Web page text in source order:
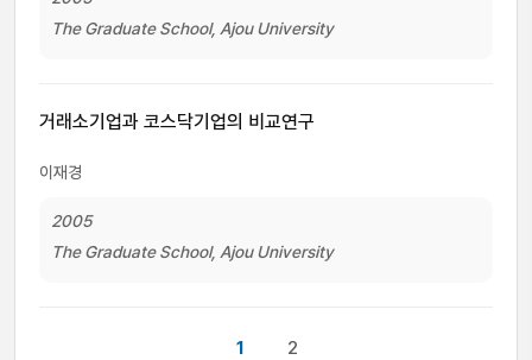
The Graduate School, Ajou University
거래소기업과 코스닥기업의 비교연구
이재경
2005
The Graduate School, Ajou University
1 2